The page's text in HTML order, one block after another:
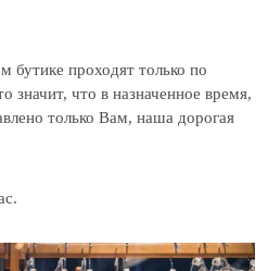
проходят только по
значит, что в назначенное время,
только Вам, наша дорогая